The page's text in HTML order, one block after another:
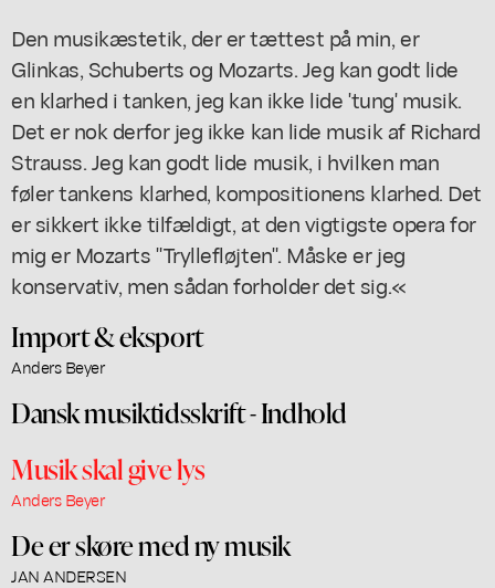
Den musikæstetik, der er tættest på min, er
Glinkas, Schuberts og Mozarts. Jeg kan godt lide
en klarhed i tanken, jeg kan ikke lide 'tung' musik.
Det er nok derfor jeg ikke kan lide musik af Richard
Strauss. Jeg kan godt lide musik, i hvilken man
føler tankens klarhed, kompositionens klarhed. Det
er sikkert ikke tilfældigt, at den vigtigste opera for
mig er Mozarts "Tryllefløjten". Måske er jeg
konservativ, men sådan forholder det sig.«
Import & eksport
Anders Beyer
Dansk musiktidsskrift - Indhold
Musik skal give lys
Anders Beyer
De er skøre med ny musik
JAN ANDERSEN